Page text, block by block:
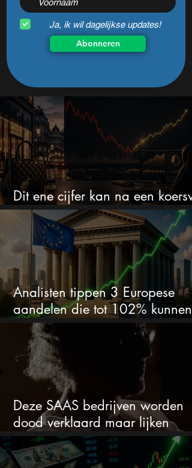
Ja, ik wil dagelijkse updates!
Abonneren
Dit ene cijfer kan na een
van 50% alles veranderen
Analisten tippen 3 Europese
aandelen die tot 102% kunnen
stijgen
Deze SAAS bedrijven worden
dood verklaard maar lijken
springlevend